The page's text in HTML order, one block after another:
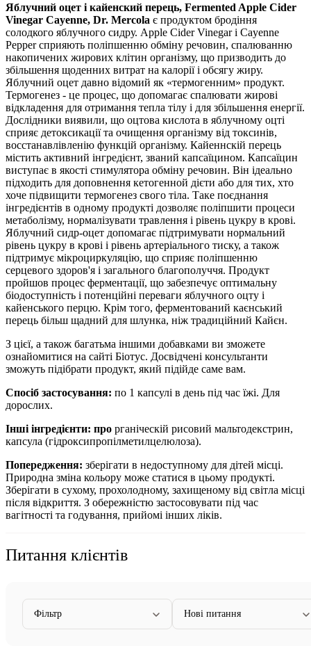
Яблучний оцет і кайенский перець, Fermented Apple Cider
Vinegar Cayenne, Dr. Mercola є продуктом бродіння
солодкого яблучного сидру. Apple Cider Vinegar і Cayenne
Pepper сприяють поліпшенню обміну речовин, спалюванню
накопичених жирових клітин організму, що призводить до
збільшення щоденних витрат на калорії і обсягу жиру.
Яблучний оцет давно відомий як «термогенним» продукт.
Термогенез - це процес, що допомагає спалювати жирові
відкладення для отримання тепла тілу і для збільшення енергії.
Дослідники виявили, що оцтова кислота в яблучному оцті
сприяє детоксикації та очищення організму від токсинів,
восстанавлівленію функцій організму. Кайеннскій перець
містить активний інгредієнт, званий капсаїцином. Капсаїцин
виступає в якості стимулятора обміну речовин. Він ідеально
підходить для доповнення кетогенной дієти або для тих, хто
хоче підвищити термогенез свого тіла. Таке поєднання
інгредієнтів в одному продукті дозволяє поліпшити процеси
метаболізму, нормалізувати травлення і рівень цукру в крові.
Яблучний сидр-оцет допомагає підтримувати нормальний
рівень цукру в крові і рівень артеріального тиску, а також
підтримує мікроциркуляцію, що сприяє поліпшенню
серцевого здоров'я і загального благополуччя. Продукт
пройшов процес ферментації, що забезпечує оптимальну
біодоступність і потенційні переваги яблучного оцту і
кайенського перцю. Крім того, ферментований каєнський
перець більш щадний для шлунка, ніж традиційний Кайєн.
З цієї, а також багатьма іншими добавками ви зможете
ознайомитися на сайті Біотус. Досвідчені консультанти
зможуть підібрати продукт, який підійде саме вам.
Спосіб застосування: по 1 капсулі в день під час їжі. Для
дорослих.
Інші інгредієнти: про рганіческій рисовий мальтодекстрин,
капсула (гідроксипропілметилцелюлоза).
Попередження: зберігати в недоступному для дітей місці.
Природна зміна кольору може статися в цьому продукті.
Зберігати в сухому, прохолодному, захищеному від світла місці
після відкриття. З обережністю застосовувати під час
вагітності та годування, прийомі інших ліків.
Питання клієнтів
Фільтр Нові питання